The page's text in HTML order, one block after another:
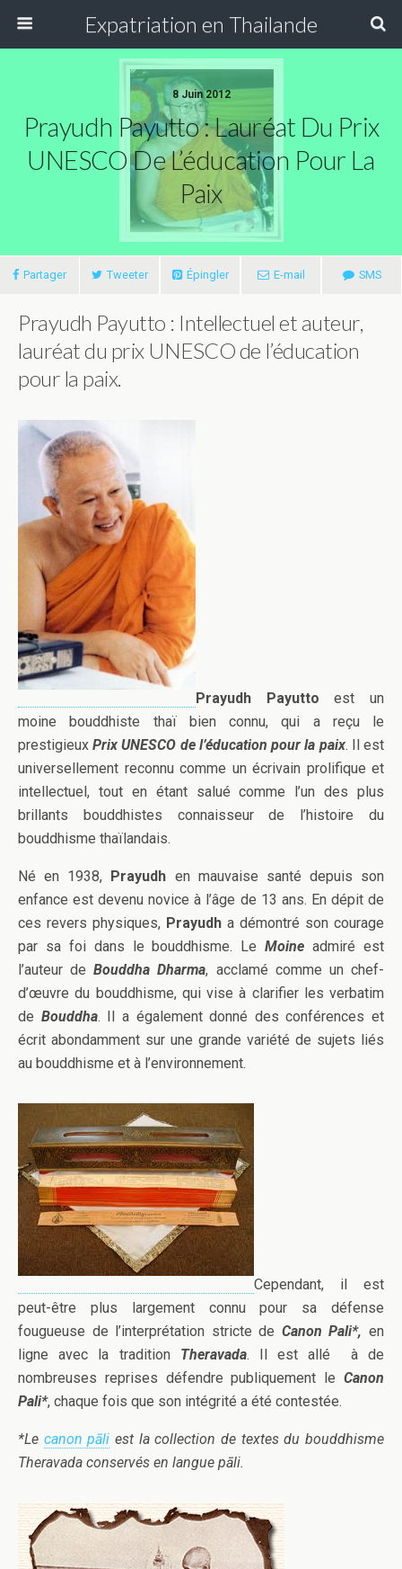
Expatriation en Thailande
8 Juin 2012
Prayudh Payutto : Lauréat Du Prix
UNESCO De L’éducation Pour La
Paix
Partager Tweeter Épingler E-mail SMS
Prayudh Payutto : Intellectuel et auteur,
lauréat du prix UNESCO de l’éducation
pour la paix.
Prayudh Payutto est un
moine bouddhiste thaï bien connu, qui a reçu le
prestigieuxPrix UNESCO de l’éducation pour la paix. Il est
universellement reconnu comme un écrivain prolifique et
intellectuel, tout en étant salué comme l’un des plus
brillants bouddhistes connaisseur de l’histoire du
bouddhisme thaïlandais.
Né en 1938, Prayudh en mauvaise santé depuis son
enfance est devenu novice à l’âge de 13 ans. En dépit de
ces revers physiques, Prayudh a démontré son courage
par sa foi dans le bouddhisme. LeMoine admiré est
l’auteur deBouddha Dharma, acclamé comme un chef-
d’œuvre du bouddhisme, qui vise à clarifier les verbatim
de Bouddha. Il a également donné des conférences et
écrit abondamment sur une grande variété de sujets liés
au bouddhisme et à l’environnement.
Cependant, il est
peut-être plus largement connu pour sa défense
fougueuse de l’interprétation stricte de Canon Pali*, en
ligne avec la tradition Theravada. Il est allé à de
nombreuses reprises défendre publiquement le Canon
Pali*, chaque fois que son intégrité a été contestée.
*Le canon pāli est la collection de textes du bouddhisme
Theravada conservés en langue pāli.